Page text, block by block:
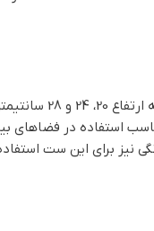
استفاده در
نیز برای این ست